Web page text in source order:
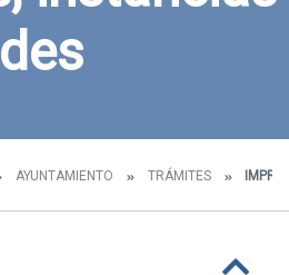
AYUNTAMIENTO TRÁMITES